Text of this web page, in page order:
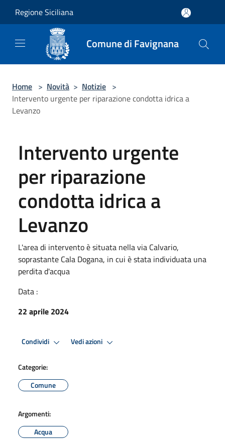
Regione Siciliana
Comune di Favignana
Home > Novità > Notizie >
Intervento urgente per riparazione condotta idrica a
Levanzo
Intervento urgente
per riparazione
condotta idrica a
Levanzo
L'area di intervento è situata nella via Calvario,
soprastante Cala Dogana, in cui è stata individuata una
perdita d'acqua
Data :
22 aprile 2024
Condividi Vedi azioni
Categorie:
Comune
Argomenti:
Acqua